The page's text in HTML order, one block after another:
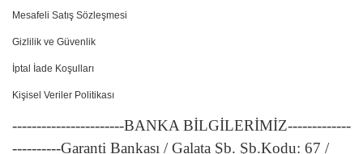
Mesafeli Satış Sözleşmesi
Gizlilik ve Güvenlik
İptal İade Koşulları
Kişisel Veriler Politikası
-----------------------BANKA BİLGİLERİMİZ-------------
----------Garanti Bankası / Galata Şb. Şb.Kodu: 67 /